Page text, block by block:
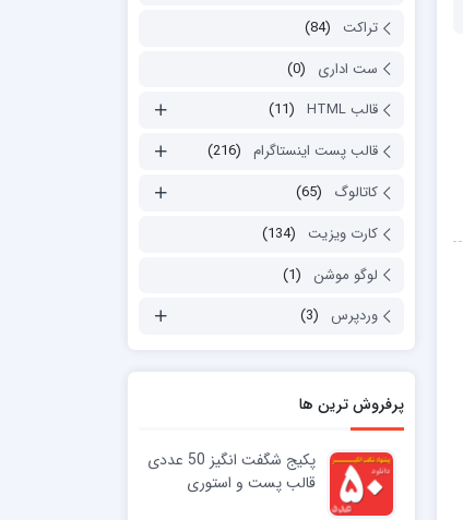
تراکت
(84)
ست اداری
(0)
قالب HTML
(11)
قالب پست اینستاگرام (216)
کاتالوگ
(65)
کارت ویزیت
(134)
لوگو موشن
(1)
وردپرس
(3)
پرفروش ترین ها
پکیج شگفت انگیز 50 عددی
قالب پست و استوری